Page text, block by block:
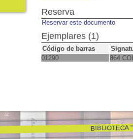
Reserva
Reservar este documento
Ejemplares (1)
Código de barras
01290
864
BIBLIOTECA